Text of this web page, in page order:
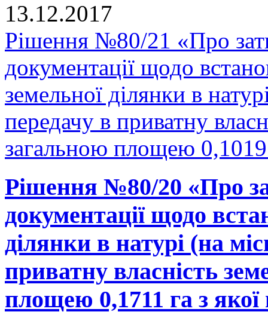
13.12.2017
Рішення №80/21 «Про
документації щодо
земельної ділянки в
передачу в приватну
загальною площею
Рішення №80/20 «Про
документації щодо
ділянки в натурі (на
приватну власність
площею 0,1711 га з